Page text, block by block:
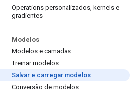
Operations personalizados, kernels e
gradientes
Modelos
Modelos e camadas
Treinar modelos
Salvar e carregar modelos
Conversão de modelos